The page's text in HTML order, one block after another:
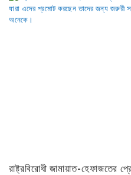
রাষ্ট্রবিরোধী জামায়াত-হেফাজতের